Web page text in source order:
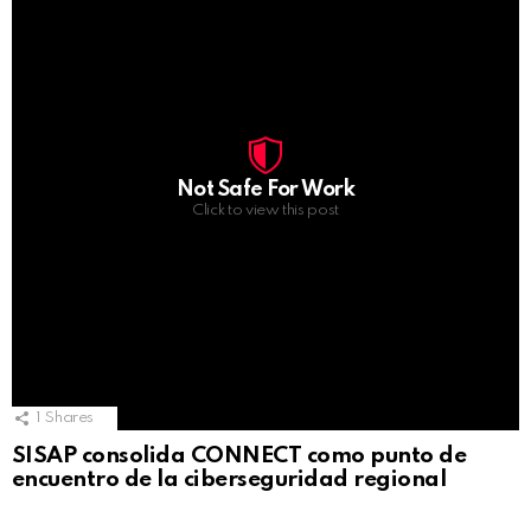
Not Safe For Work
Click to view this post
Shares
SISAP consolida CONNECT como punto de
encuentro de la ciberseguridad regional